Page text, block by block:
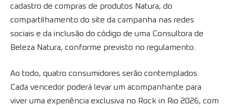
cadastro de compras de produtos Natura, do
compartilhamento do site da campanha nas redes
sociais e da inclusão do código de uma Consultora de
Beleza Natura, conforme previsto no regulamento.
Ao todo, quatro consumidores serão contemplados.
Cada vencedor poderá levar um acompanhante para
viver uma experiência exclusiva no Rock in Rio 2026, com